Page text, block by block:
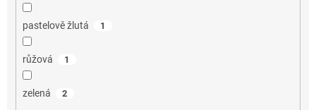
pastelově žlutá 1
růžová 1
zelená 2